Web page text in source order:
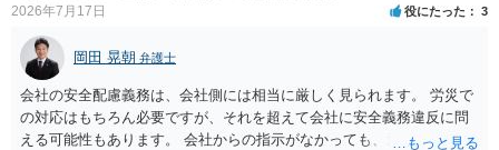
2026年7月17日 役にたった 3
岡田 晃朝 弁護士
会社の安全配慮義務は、会社側には相当に厳しく見られます。 労災で
の対応はもちろん必要ですが、それを超えて会社に安全義務違反に問
える可能性もあります。 会社からの指示がなかっても、逆に危険な作